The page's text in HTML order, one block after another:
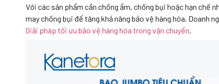
Với các sản phẩm cần chống ẩm, chống bụi hoặc hạn chế
may chống bụi để tăng khả năng bảo vệ hàng hóa. Doanh
Giải pháp tối ưu bảo vệ hàng hóa trong vận chuyển.